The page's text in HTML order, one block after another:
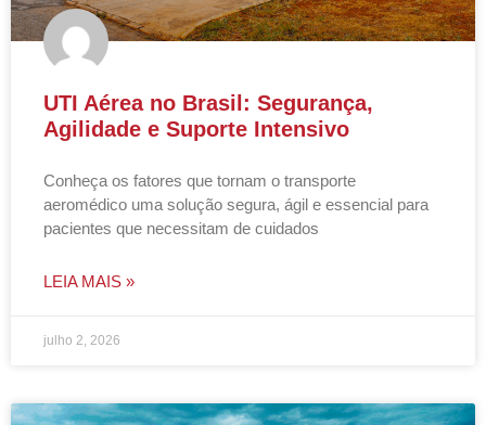
UTI Aérea no Brasil: Segurança,
Agilidade e Suporte Intensivo
Conheça os fatores que tornam o transporte
aeromédico uma solução segura, ágil e essencial para
pacientes que necessitam de cuidados
LEIA MAIS »
julho 2, 2026